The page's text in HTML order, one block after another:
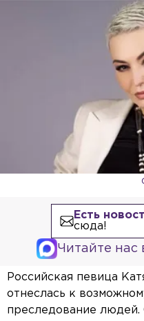
Есть
сюда!
Читайте нас
Российская певица
отнеслась к
преследование людей.